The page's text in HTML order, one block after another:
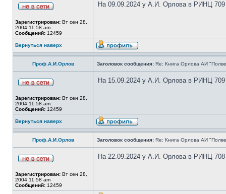
Зарегистрирован: Вт сен 28,
2004 11:58 am
Сообщений: 12459
На 09.09.2024 у А.И. Орлова в РИНЦ 709
Вернуться наверх
Проф.А.И.Орлов Заголовок сообщения: Re: Книга Орлова АИ
Зарегистрирован: Вт сен 28,
2004 11:58 am
Сообщений: 12459
На 15.09.2024 у А.И. Орлова в РИНЦ 709
Вернуться наверх
Проф.А.И.Орлов Заголовок сообщения: Re: Книга Орлова АИ
Зарегистрирован: Вт сен 28,
2004 11:58 am
Сообщений: 12459
На 22.09.2024 у А.И. Орлова в РИНЦ 708